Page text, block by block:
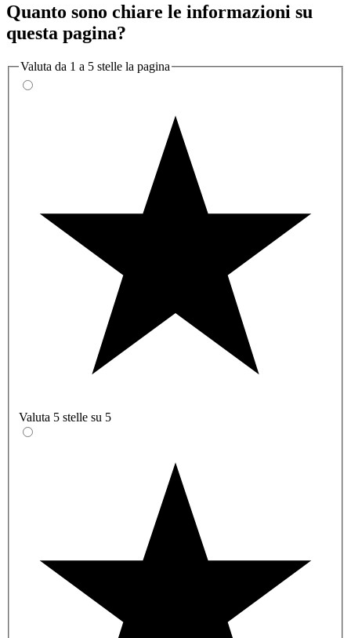
Quanto sono chiare le informazioni su
questa pagina?
Valuta da 1 a 5 stelle la pagina
Valuta 5 stelle su 5